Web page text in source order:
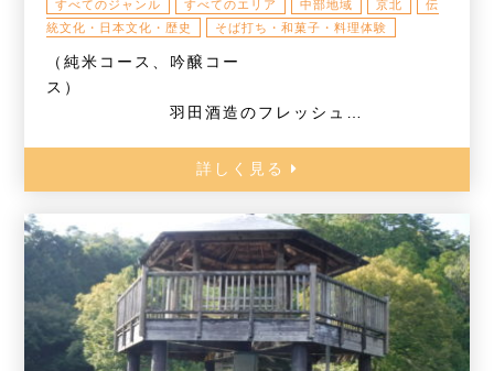
すべてのジャンル すべてのエリア 中部地域 京北
伝
統文化・日本文化・歴史
そば打ち・和菓子・料理体験
（純米コース、吟醸コー
ス）
羽田酒造のフレッシュ…
詳しく見る